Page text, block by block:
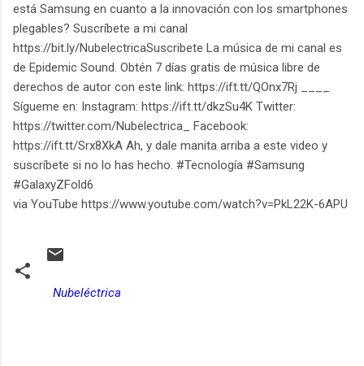
está Samsung en cuanto a la innovación con los smartphones
plegables? Suscríbete a mi canal
https://bit.ly/NubelectricaSuscribete La música de mi canal es
de Epidemic Sound. Obtén 7 días gratis de música libre de
derechos de autor con este link: https://ift.tt/QOnx7Rj ____
Sígueme en: Instagram: https://ift.tt/dkzSu4K Twitter:
https://twitter.com/Nubelectrica_ Facebook:
https://ift.tt/Srx8XkA Ah, y dale manita arriba a este video y
suscríbete si no lo has hecho. #Tecnología #Samsung
#GalaxyZFold6
via YouTube https://www.youtube.com/watch?v=PkL22K-6APU
Nubeléctrica